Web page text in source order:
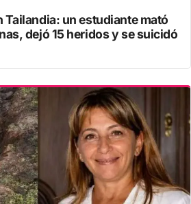
Tailandia: un estudiante mató
dejó 15 heridos y se suicidó